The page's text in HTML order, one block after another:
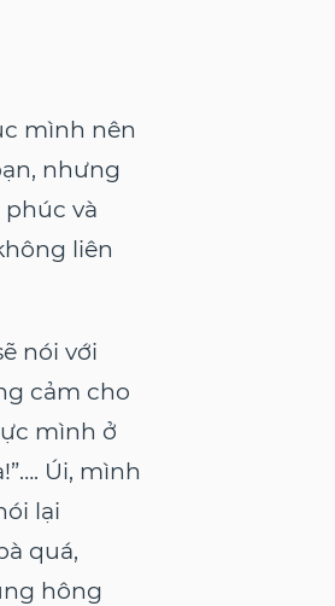
mình nên
nhưng
và
liên
nói với
cảm cho
mình ở
Úi, mình
lại
quá,
hông